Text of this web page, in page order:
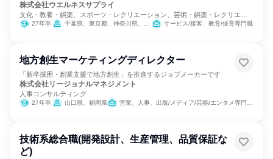
株式会社ウエルネスサプライ
文化・教養・娯楽、スポーツ・レクリエーション、芸術・娯楽・レクリエー
ション27年卒 千葉県、東京都、神奈川県、愛知県、滋賀県、大阪府、兵庫県、山口県、徳島県、福岡県、大分県 サービス/接客、教育/保育専門職
地方創生マーケティングディレクター
「新卒採用・創業支援で地方創生」を推進するジョブメーカーです
株式会社リージョナルマネジメント
人事コンサルティング
27年卒 山口県、福岡県 営業、人事、出版/メディア/芸能/エンタメ専門職、経営/事業企画、マーケティング・広告・宣伝
技術系総合職(開発設計、生産管理、品質保証な
ど)